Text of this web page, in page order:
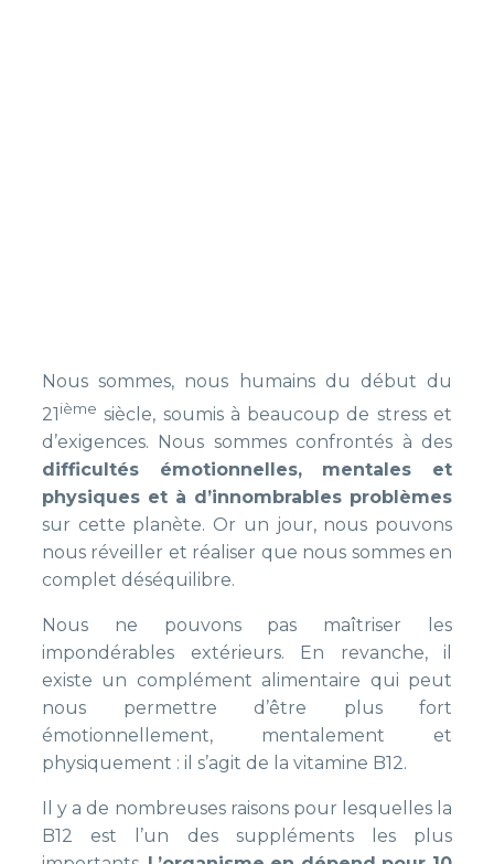
Nous sommes, nous humains du début du
21 ième siècle, soumis à beaucoup de stress et
d’exigences. Nous sommes confrontés à des
difficultés émotionnelles, mentales et
physiques et à d’innombrables problèmes
sur cette planète. Or un jour, nous pouvons
nous réveiller et réaliser que nous sommes en
complet déséquilibre.
Nous ne pouvons pas maîtriser les
impondérables extérieurs. En revanche, il
existe un complément alimentaire qui peut
nous permettre d’être plus fort
émotionnellement, mentalement et
physiquement : il s’agit de la vitamine B12.
Il y a de nombreuses raisons pour lesquelles la
B12 est l’un des suppléments les plus